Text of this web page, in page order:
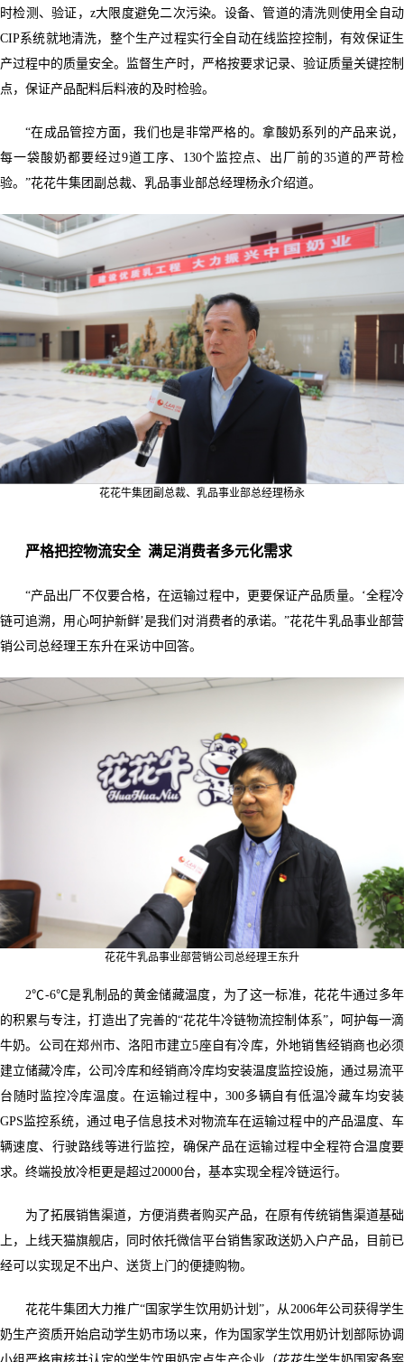
时检测、验证，z大限度避免二次污染。设备、管道的清洗则使用全自动
CIP系统就地清洗，整个生产过程实行全自动在线监控控制，有效保证生
产过程中的质量安全。监督生产时，严格按要求记录、验证质量关键控制
点，保证产品配料后料液的及时检验。
“在成品管控方面，我们也是非常严格的。拿酸奶系列的产品来说，
每一袋酸奶都要经过9道工序、130个监控点、出厂前的35道的严苛检
验。”花花牛集团副总裁、乳品事业部总经理杨永介绍道。
花花牛集团副总裁、乳品事业部总经理杨永
严格把控物流安全 满足消费者多元化需求
“产品出厂不仅要合格，在运输过程中，更要保证产品质量。‘全程冷
链可追溯，用心呵护新鲜’是我们对消费者的承诺。”花花牛乳品事业部营
销公司总经理王东升在采访中回答。
花花牛乳品事业部营销公司总经理王东升
2℃-6℃是乳制品的黄金储藏温度，为了这一标准，花花牛通过多年
的积累与专注，打造出了完善的“花花牛冷链物流控制体系”，呵护每一滴
牛奶。公司在郑州市、洛阳市建立5座自有冷库，外地销售经销商也必须
建立储藏冷库，公司冷库和经销商冷库均安装温度监控设施，通过易流平
台随时监控冷库温度。在运输过程中，300多辆自有低温冷藏车均安装
GPS监控系统，通过电子信息技术对物流车在运输过程中的产品温度、车
辆速度、行驶路线等进行监控，确保产品在运输过程中全程符合温度要
求。终端投放冷柜更是超过20000台，基本实现全程冷链运行。
为了拓展销售渠道，方便消费者购买产品，在原有传统销售渠道基础
上，上线天猫旗舰店，同时依托微信平台销售家政送奶入户产品，目前已
经可以实现足不出户、送货上门的便捷购物。
花花牛集团大力推广“国家学生饮用奶计划”，从2006年公司获得学生
奶生产资质开始启动学生奶市场以来，作为国家学生饮用奶计划部际协调